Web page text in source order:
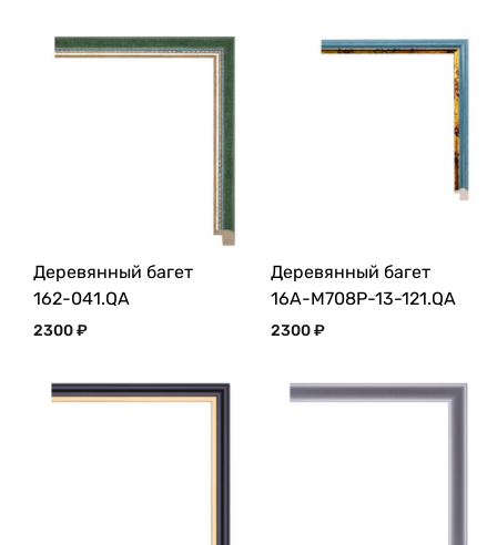
Деревянный багет
162-041.QA
2300₽
Деревянный багет
16A-M708P-13-121.QA
2300₽